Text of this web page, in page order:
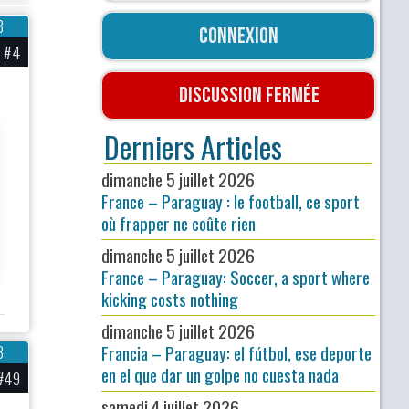
#4
Connexion
Discussion fermée
Derniers Articles
dimanche 5 juillet 2026
France – Paraguay : le football, ce sport
où frapper ne coûte rien
dimanche 5 juillet 2026
France – Paraguay: Soccer, a sport where
kicking costs nothing
dimanche 5 juillet 2026
Francia – Paraguay: el fútbol, ese deporte
en el que dar un golpe no cuesta nada